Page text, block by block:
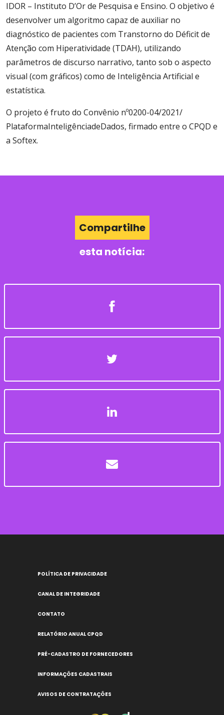
IDOR – Instituto D’Or de Pesquisa e Ensino. O objetivo é
desenvolver um algoritmo capaz de auxiliar no
diagnóstico de pacientes com Transtorno do Déficit de
Atenção com Hiperatividade (TDAH), utilizando
parâmetros de discurso narrativo, tanto sob o aspecto
visual (com gráficos) como de Inteligência Artificial e
estatística.
O projeto é fruto do Convênio nº0200-04/2021/
PlataformaInteligênciadeDados, firmado entre o CPQD e
a Softex.
Compartilhe
esta notícia:
POLÍTICA DE PRIVACIDADE
CANAL DE INTEGRIDADE
CONTATO
RELATÓRIO ANUAL CPQD
PRÉ-CADASTRO DE FORNECEDORES
INFORMAÇÕES CADASTRAIS
AVISOS DE CONTRATAÇÕES